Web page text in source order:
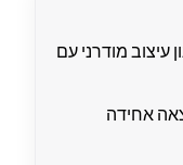
עיצוב מודרני עם
אחידה